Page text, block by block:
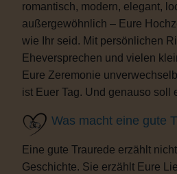
romantisch, modern, elegant,
außergewöhnlich – Eure
wie Ihr seid. Mit persönlichen
Eheversprechen und vielen
Eure Zeremonie
ist Euer Tag. Und genauso soll
Was macht eine gute
Eine gute Traurede erzählt
Geschichte. Sie erzählt Eure